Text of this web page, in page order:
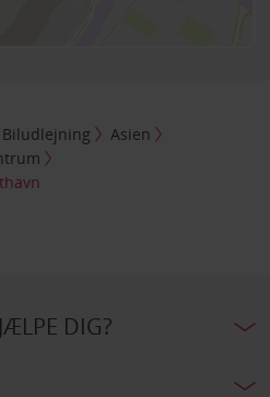
Biludlejning
Asien
DIG?